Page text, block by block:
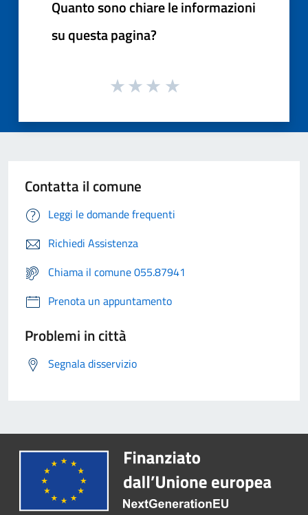
Quanto sono chiare le informazioni
su questa pagina?
Contatta il comune
Leggi le domande frequenti
Richiedi Assistenza
Chiama il comune 055.87941
Prenota un appuntamento
Problemi in città
Segnala disservizio